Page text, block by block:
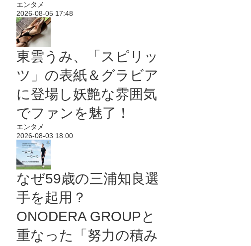
エンタメ
2026-08-05 17:48
東雲うみ、「スピリッ
ツ」の表紙＆グラビア
に登場し妖艶な雰囲気
でファンを魅了！
エンタメ
2026-08-03 18:00
なぜ59歳の三浦知良選
手を起用？
ONODERA GROUPと
重なった「努力の積み